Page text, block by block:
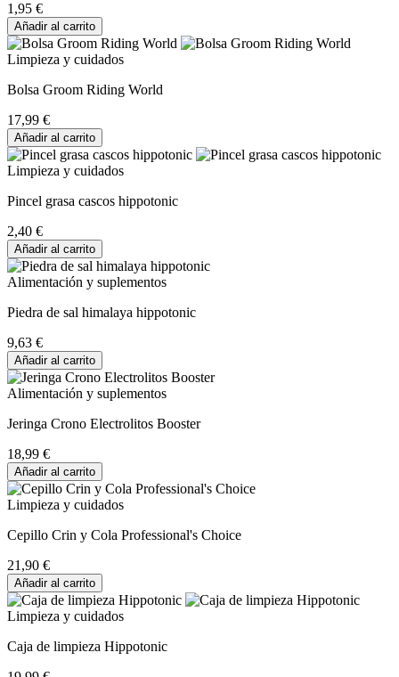
1,95 €
Añadir al carrito
Limpieza y cuidados
Bolsa Groom Riding World
17,99 €
Añadir al carrito
Limpieza y cuidados
Pincel grasa cascos hippotonic
2,40 €
Añadir al carrito
Alimentación y suplementos
Piedra de sal himalaya hippotonic
9,63 €
Añadir al carrito
Alimentación y suplementos
Jeringa Crono Electrolitos Booster
18,99 €
Añadir al carrito
Limpieza y cuidados
Cepillo Crin y Cola Professional's Choice
21,90 €
Añadir al carrito
Limpieza y cuidados
Caja de limpieza Hippotonic